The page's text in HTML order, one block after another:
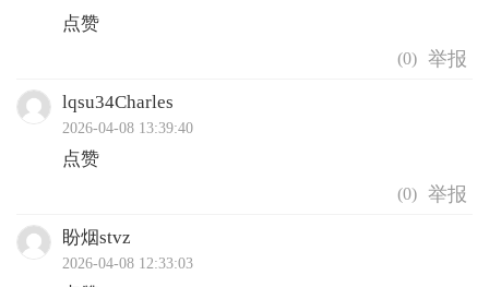
点赞
(0)
lqsu34Charles
2026-04-08 13:39:40
点赞
(0)
盼烟stvz
2026-04-08 12:33:03